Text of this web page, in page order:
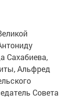
Сахабиева,
Альфред
Совета